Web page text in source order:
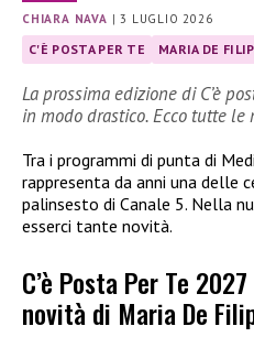
CHIARA NAVA |3 LUGLIO 2026
C'È POSTA PER TE MARIA DE
La prossima edizione di C’è
in modo drastico. Ecco tutte le
Tra i programmi di punta di
rappresenta da anni una delle
palinsesto di Canale 5. Nella
esserci tante novità.
C’è Posta Per Te
novità di Maria De